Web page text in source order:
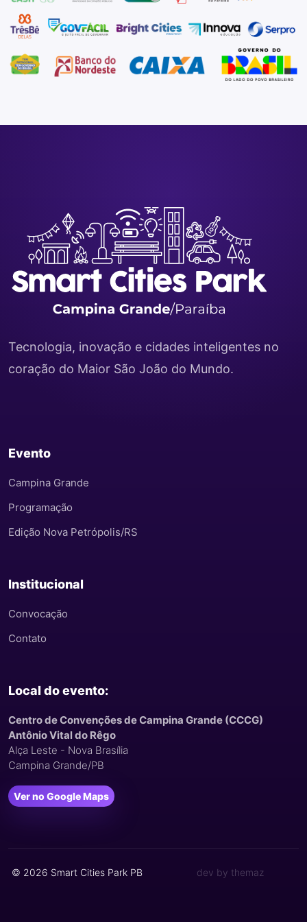
Tecnologia, inovação e cidades inteligentes no
coração do Maior São João do Mundo.
Evento
Campina Grande
Programação
Edição Nova Petrópolis/RS
Institucional
Convocação
Contato
Local do evento:
Centro de Convenções de Campina Grande (CCCG)
Antônio Vital do Rêgo
Alça Leste - Nova Brasília
Campina Grande/PB
Ver no Google Maps
© 2026 Smart Cities Park PB dev by themaz